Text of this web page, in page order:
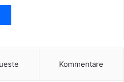
Kommentare